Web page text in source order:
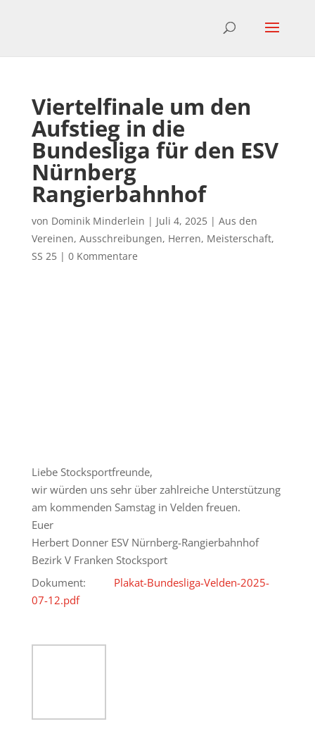
Viertelfinale um den
Aufstieg in die
Bundesliga für den ESV
Nürnberg
Rangierbahnhof
von Dominik Minderlein | Juli 4, 2025| Aus den
Vereinen, Ausschreibungen, Herren, Meisterschaft,
SS 25| 0 Kommentare
Liebe Stocksportfreunde,
wir würden uns sehr über zahlreiche Unterstützung
am kommenden Samstag in Velden freuen.
Euer
Herbert Donner ESV Nürnberg-Rangierbahnhof
Bezirk V Franken Stocksport
Dokument:
Plakat-Bundesliga-Velden-2025-
07-12.pdf